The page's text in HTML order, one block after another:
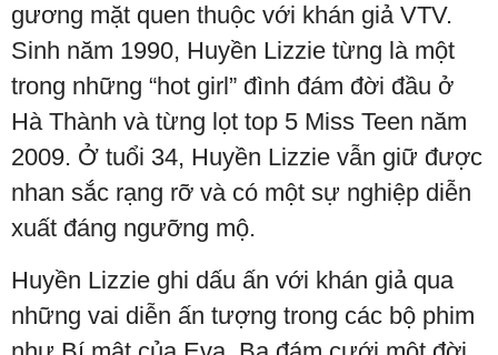
gương mặt quen thuộc với khán giả VTV.
Sinh năm 1990, Huyền Lizzie từng là một
trong những “hot girl” đình đám đời đầu ở
Hà Thành và từng lọt top 5 Miss Teen năm
2009. Ở tuổi 34, Huyền Lizzie vẫn giữ được
nhan sắc rạng rỡ và có một sự nghiệp diễn
xuất đáng ngưỡng mộ.
Huyền Lizzie ghi dấu ấn với khán giả qua
những vai diễn ấn tượng trong các bộ phim